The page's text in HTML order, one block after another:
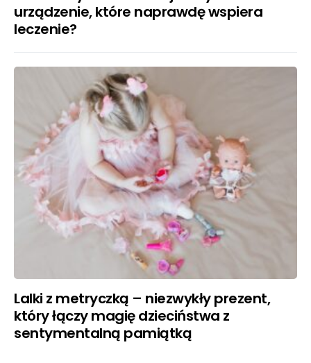
urządzenie, które naprawdę wspiera
leczenie?
Lalki z metryczką – niezwykły prezent,
który łączy magię dzieciństwa z
sentymentalną pamiątką